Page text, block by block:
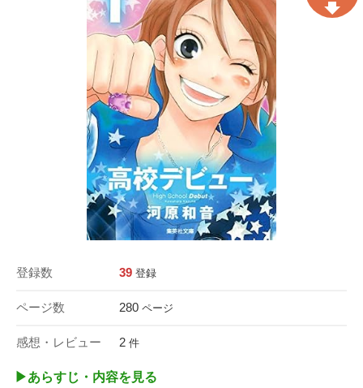
登録数 39 登録
ページ数 280 ページ
感想・レビュー 2 件
▶︎あらすじ・内容を見る